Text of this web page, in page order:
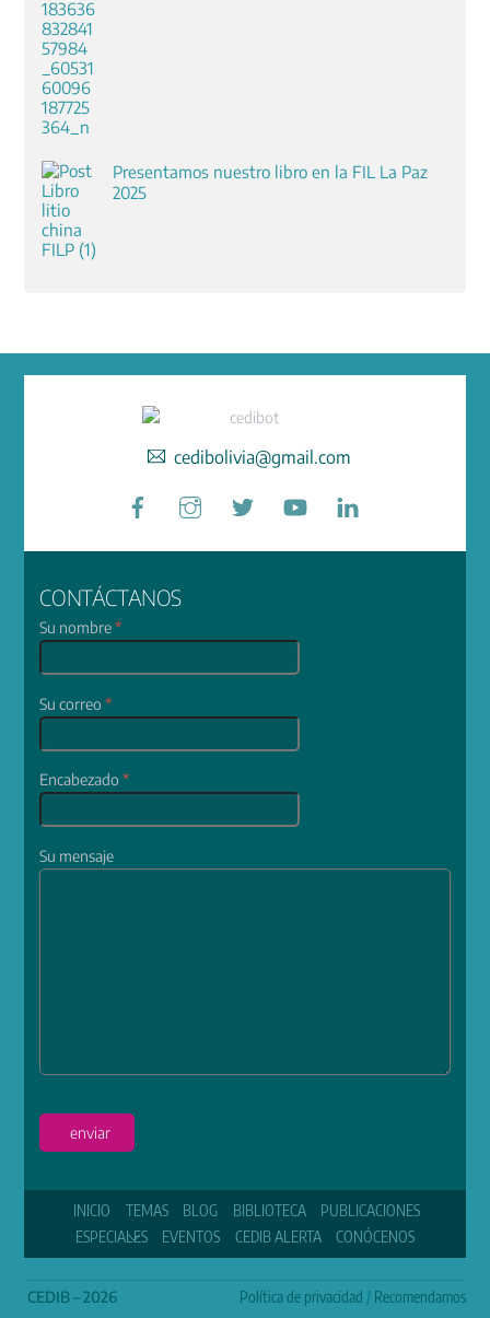
Presentamos nuestro libro en la FIL La Paz
2025
cedibolivia@gmail.com
Facebook
CONTÁCTANOS
Su nombre*
Su correo*
Encabezado*
Su mensaje
enviar
INICIO TEMAS BLOG BIBLIOTECA
PUBLICACIONES
ESPECIALES
EVENTOS CEDIB ALERTA CONÓCENOS
CEDIB – 2026 Política de privacidad / Recomendamos